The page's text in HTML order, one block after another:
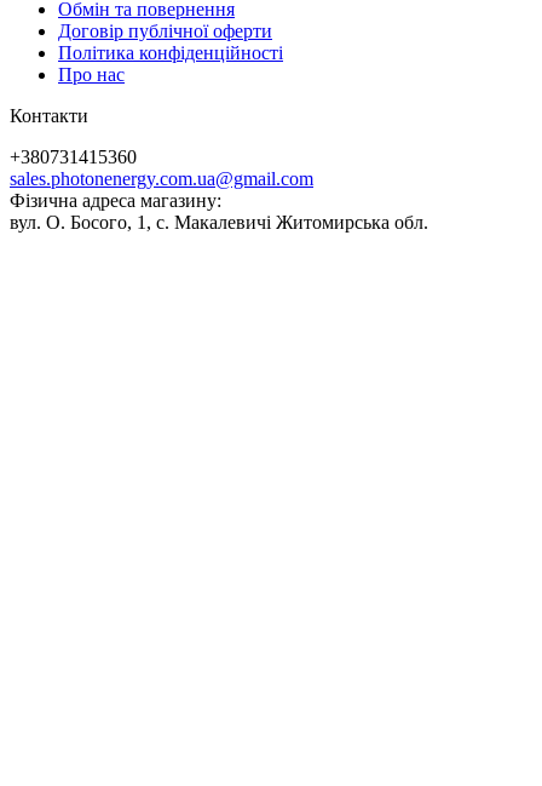
Обмін та повернення
Договір публічної оферти
Політика конфіденційності
Про нас
Контакти
+380731415360
sales.photonenergy.com.ua@gmail.com
Фізична адреса магазину:
вул. О. Босого, 1, с. Макалевичі Житомирська обл.